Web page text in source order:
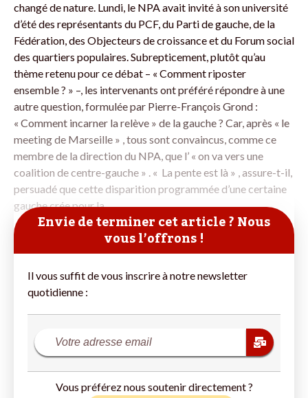
changé de nature. Lundi, le NPA avait invité à son université
d’été des représentants du PCF, du Parti de gauche, de la
Fédération, des Objecteurs de croissance et du Forum social
des quartiers populaires. Subrepticement, plutôt qu’au
thème retenu pour ce débat – « Comment riposter
ensemble ? » –, les intervenants ont préféré répondre à une
autre question, formulée par Pierre-François Grond :
« Comment incarner la relève » de la gauche ? Car, après « le
meeting de Marseille » , tous sont convaincus, comme ce
membre de la direction du NPA, que l’ « on va vers une
coalition de centre-gauche » . « La pente est là » , assure-t-il,
persuadé que cette disparition programmée d’une certaine
gauche crée pour la
Envie de terminer cet article ? Nous
vous l’offrons !
Il vous suffit de vous inscrire à notre newsletter
quotidienne :
Vous préférez nous soutenir directement ?